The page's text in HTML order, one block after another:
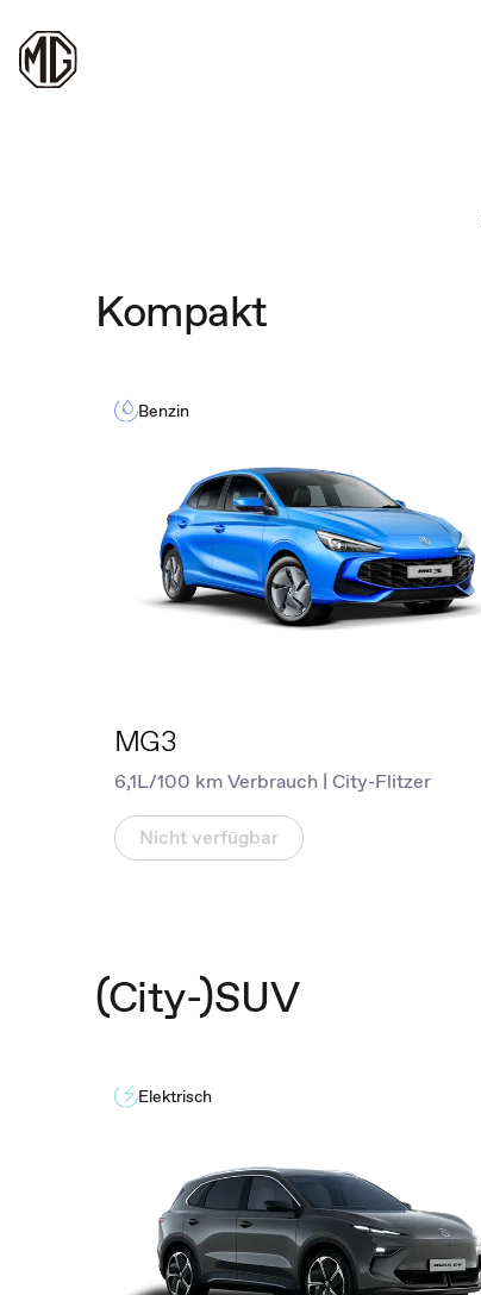
Kompakt
Benzin
MG3
6,1L/100 km Verbrauch | City-Flitzer
Nicht verfügbar
(City-)SUV
Elektrisch